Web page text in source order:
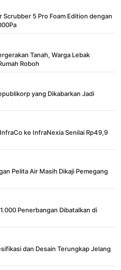
Scrubber 5 Pro Foam Edition dengan
Tanah, Warga Lebak
Roboh
yang Dikabarkan Jadi
ke InfraNexia Senilai Rp49,9
Pelita Air Masih Dikaji Pemegang
Penerbangan Dibatalkan di
dan Desain Terungkap Jelang